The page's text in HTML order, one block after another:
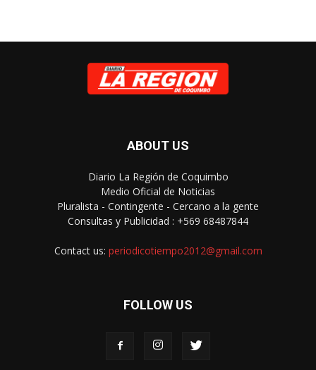
ABOUT US
Diario La Región de Coquimbo
Medio Oficial de Noticias
Pluralista - Contingente - Cercano a la gente
Consultas y Publicidad : +569 68487844
Contact us: periodicotiempo2012@gmail.com
FOLLOW US